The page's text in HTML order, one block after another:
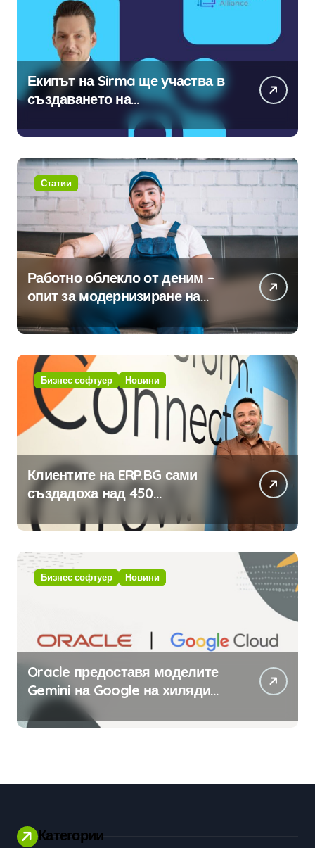
Екипът на Sirma ще участва в
създаването на
международните стандарти за
навлизане на изкуствен
интелект в хотелиерството
Статии
Работно облекло от деним –
опит за модернизиране на
традицията
Бизнес софтуер Новини
Клиентите на ERP.BG сами
създадоха над 450
приложения за ERP системата
с помощта на вградения в нея
изкуствен интелект
Бизнес софтуер Новини
Oracle предоставя моделите
Gemini на Google на хиляди
клиенти на бизнес
приложения
Категории